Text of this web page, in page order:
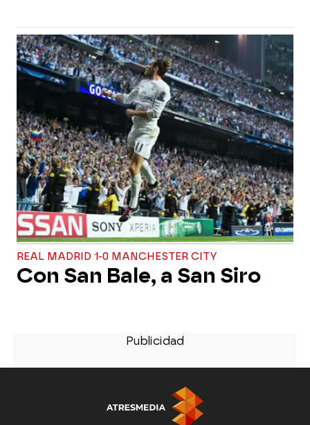
REAL MADRID 1-0 MANCHESTER CITY
Con San Bale, a San Siro